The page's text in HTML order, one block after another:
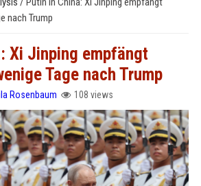
nach Trump
Xi Jinping empfängt
Tage nach Trump
Rosenbaum 108 views